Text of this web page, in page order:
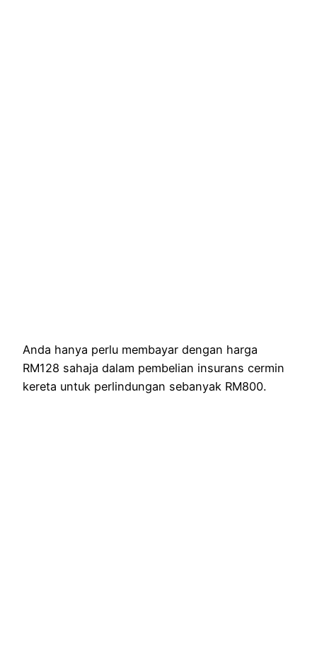
Anda hanya perlu membayar dengan harga
RM128 sahaja dalam pembelian insurans cermin
kereta untuk perlindungan sebanyak RM800.